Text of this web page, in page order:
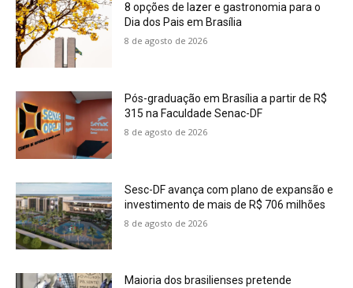
8 opções de lazer e gastronomia para o
Dia dos Pais em Brasília
8 de agosto de 2026
Pós-graduação em Brasília a partir de R$
315 na Faculdade Senac-DF
8 de agosto de 2026
Sesc-DF avança com plano de expansão e
investimento de mais de R$ 706 milhões
8 de agosto de 2026
Maioria dos brasilienses pretende